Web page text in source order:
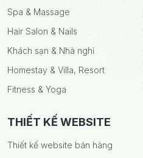
Spa & Massage
Hair Salon & Nails
Khách sạn & Nhà nghỉ
Homestay & Villa, Resort
Fitness & Yoga
THIẾT KẾ WEBSITE
Thiết kế website bán hàng